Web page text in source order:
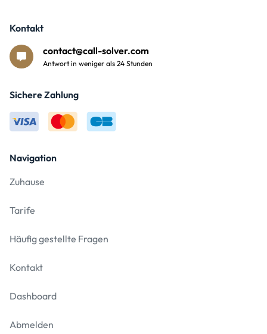
Navigation
Zuhause
Tarife
Häufig gestellte Fragen
Kontakt
Dashboard
Abmelden
Kontakt
contact@call-solver.com
Antwort in weniger als 24 Stunden
Sichere Zahlung